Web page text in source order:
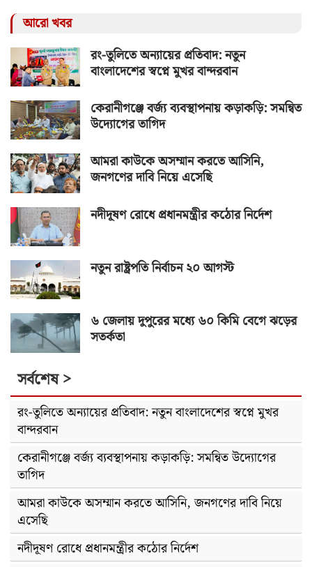
আরো খবর
রং-তুলিতে অন্যায়ের প্রতিবাদ: নতুন
বাংলাদেশের স্বপ্নে মুখর বান্দরবান
কেরানীগঞ্জে বর্জ্য ব্যবস্থাপনায় কড়াকড়ি: সমন্বিত
উদ্যোগের তাগিদ
আমরা কাউকে অসম্মান করতে আসিনি,
জনগণের দাবি নিয়ে এসেছি
নদীদূষণ রোধে প্রধানমন্ত্রীর কঠোর নির্দেশ
নতুন রাষ্ট্রপতি নির্বাচন ২০ আগস্ট
৬ জেলায় দুপুরের মধ্যে ৬০ কিমি বেগে ঝড়ের
সতর্কতা
সর্বশেষ >
রং-তুলিতে অন্যায়ের প্রতিবাদ: নতুন বাংলাদেশের স্বপ্নে মুখর
বান্দরবান
কেরানীগঞ্জে বর্জ্য ব্যবস্থাপনায় কড়াকড়ি: সমন্বিত উদ্যোগের
তাগিদ
আমরা কাউকে অসম্মান করতে আসিনি, জনগণের দাবি নিয়ে
এসেছি
নদীদূষণ রোধে প্রধানমন্ত্রীর কঠোর নির্দেশ